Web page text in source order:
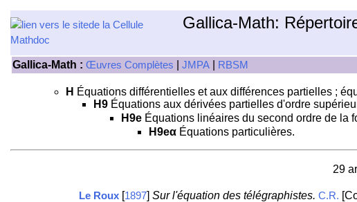
Gallica-Math:
Gallica-Math : Œuvres Complètes JMPA RBSM
H Équations différentielles et aux différences partielles ;
H9 Équations aux dérivées partielles d'ordre
H9e Équations linéaires du second ordre de la
H9eα Équations particulières.
29
Le Roux [1897] Sur l'équation des télégraphistes. C.R.